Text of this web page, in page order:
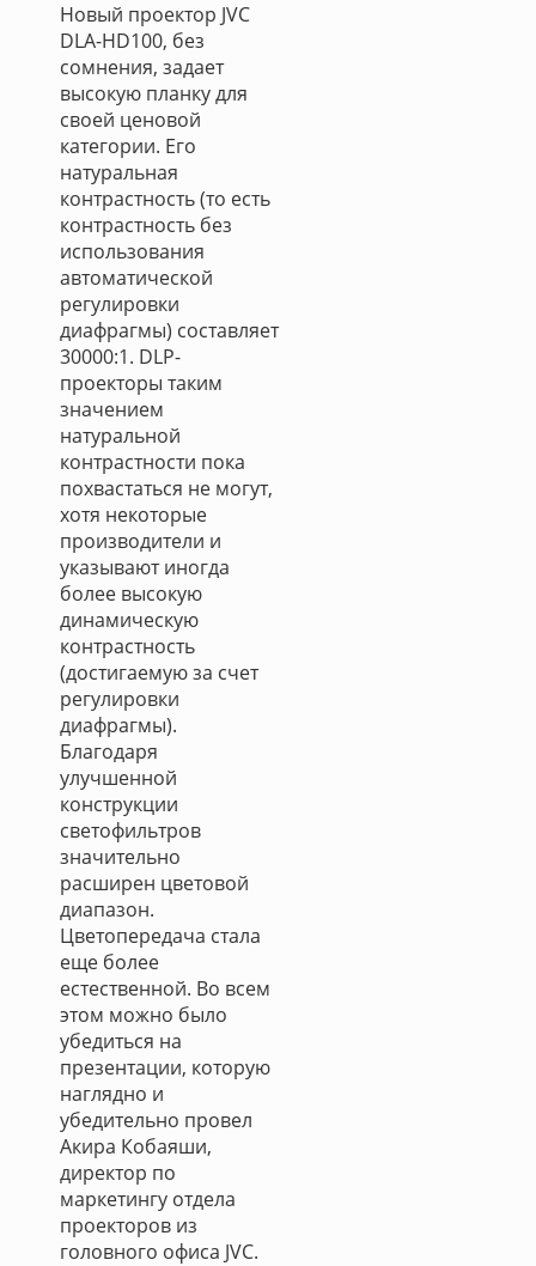
Новый проектор JVC
DLA-HD100, без
сомнения, задает
высокую планку для
своей ценовой
категории. Его
натуральная
контрастность (то есть
контрастность без
использования
автоматической
регулировки
диафрагмы) составляет
30000:1. DLP-
проекторы таким
значением
натуральной
контрастности пока
похвастаться не могут,
хотя некоторые
производители и
указывают иногда
более высокую
динамическую
контрастность
(достигаемую за счет
регулировки
диафрагмы).
Благодаря
улучшенной
конструкции
светофильтров
значительно
расширен цветовой
диапазон.
Цветопередача стала
еще более
естественной. Во всем
этом можно было
убедиться на
презентации, которую
наглядно и
убедительно провел
Акира Кобаяши,
директор по
маркетингу отдела
проекторов из
головного офиса JVC.